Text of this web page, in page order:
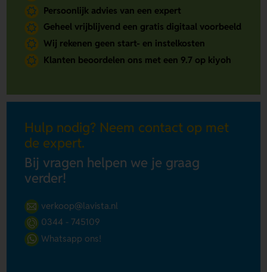
Persoonlijk advies van een expert
Geheel vrijblijvend een gratis digitaal voorbeeld
Wij rekenen geen start- en instelkosten
Klanten beoordelen ons met een 9.7 op kiyoh
Hulp nodig? Neem contact op met
de expert.
Bij vragen helpen we je graag
verder!
verkoop@lavista.nl
0344 - 745109
Whatsapp ons!